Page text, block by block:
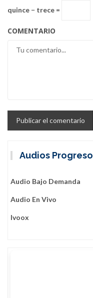
quince − trece =
COMENTARIO
Audios Progreso
Audio Bajo Demanda
Audio En Vivo
Ivoox